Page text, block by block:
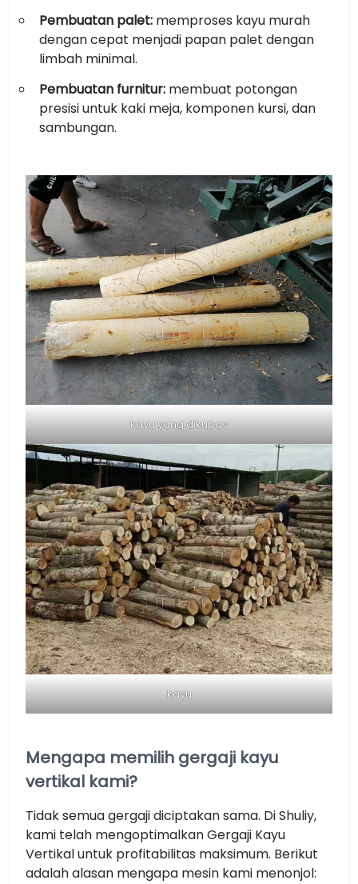
Pembuatan palet: memproses kayu murah
dengan cepat menjadi papan palet dengan
limbah minimal.
Pembuatan furnitur: membuat potongan
presisi untuk kaki meja, komponen kursi, dan
sambungan.
kayu yang dikupas
kayu
Mengapa memilih gergaji kayu
vertikal kami?
Tidak semua gergaji diciptakan sama. Di Shuliy,
kami telah mengoptimalkan Gergaji Kayu
Vertikal untuk profitabilitas maksimum. Berikut
adalah alasan mengapa mesin kami menonjol: